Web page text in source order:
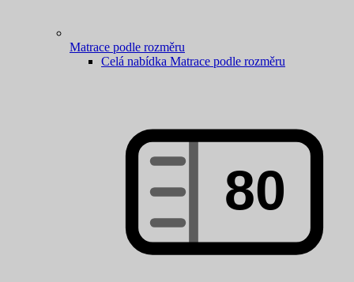
Matrace podle rozměru
Celá nabídka Matrace podle rozměru